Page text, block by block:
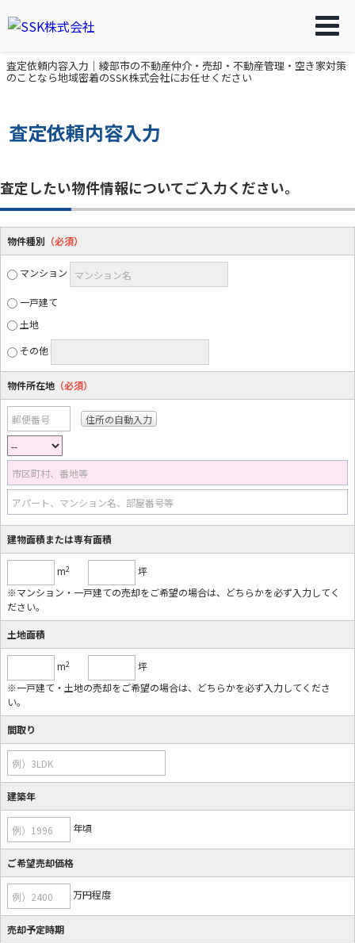
査定依頼内容入力｜綾部市の不動産仲介・売却・不動産管理・空き家対策
のことなら地域密着のSSK株式会社にお任せください
査定依頼内容入力
査定したい物件情報についてご入力ください。
物件種別 （必須）
マンション
マンション名
一戸建て
土地
その他
物件所在地 （必須）
郵便番号
市区町村、番地等
アパート、マンション名、部屋番号等
建物面積または専有面積
m2
坪
※マンション・一戸建ての売却をご希望の場合は、どちらかを必ず入力してく
ださい。
土地面積
m2
坪
※一戸建て・土地の売却をご希望の場合は、どちらかを必ず入力してくださ
い。
間取り
例）3LDK
建築年
例）1996 年頃
ご希望売却価格
例）2400 万円程度
売却予定時期